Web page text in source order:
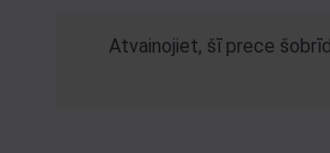
Atvainojiet, šī prece